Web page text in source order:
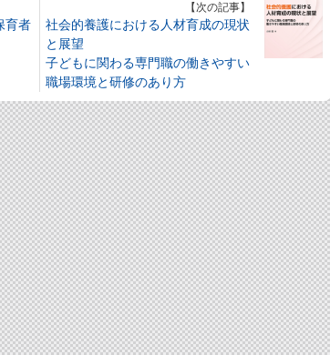
育者
【次の記事】
社会的養護における人材育成の現状
と展望
子どもに関わる専門職の働きやすい
職場環境と研修のあり方